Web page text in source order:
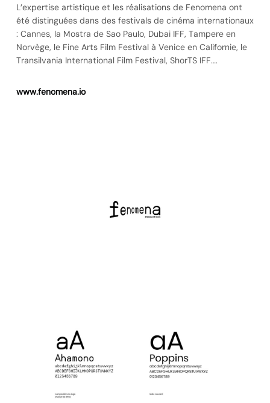
L’expertise artistique et les réalisations de Fenomena ont
été distinguées dans des festivals de cinéma internationaux
: Cannes, la Mostra de Sao Paulo, Dubai IFF, Tampere en
Norvège, le Fine Arts Film Festival à Venice en Californie, le
Transilvania International Film Festival, ShorTS IFF….
www.fenomena.io